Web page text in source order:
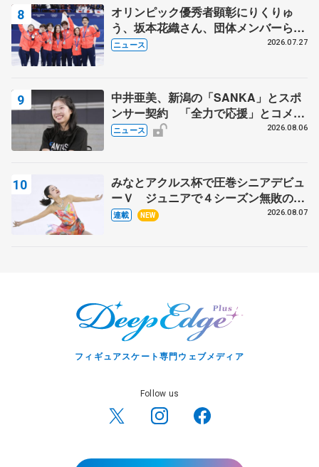
オリンピック優秀者顕彰にりくりゅ
う、坂本花織さん、団体メンバーら
8月7日に文科省が表彰式、ブルーノ・
ニュース 2026.07.27
中井亜美、新潟の「SANKA」とスポ
ンサー契約 「全力で応援」とコメン
ト
ニュース 2026.08.06
みなとアクルス杯で圧巻シニアデビュ
ーＶ ジュニアで４シーズン無敗の島
田麻央
連載 NEW 2026.08.07
フィギュアスケート専門ウェブメディア
Follow us